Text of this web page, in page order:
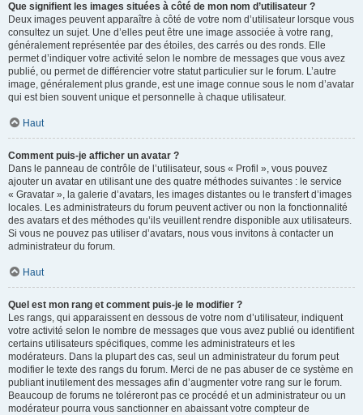
Que signifient les images situées à côté de mon nom d’utilisateur ?
Deux images peuvent apparaître à côté de votre nom d’utilisateur lorsque vous
consultez un sujet. Une d’elles peut être une image associée à votre rang,
généralement représentée par des étoiles, des carrés ou des ronds. Elle
permet d’indiquer votre activité selon le nombre de messages que vous avez
publié, ou permet de différencier votre statut particulier sur le forum. L’autre
image, généralement plus grande, est une image connue sous le nom d’avatar
qui est bien souvent unique et personnelle à chaque utilisateur.
Haut
Comment puis-je afficher un avatar ?
Dans le panneau de contrôle de l’utilisateur, sous « Profil », vous pouvez
ajouter un avatar en utilisant une des quatre méthodes suivantes : le service
« Gravatar », la galerie d’avatars, les images distantes ou le transfert d’images
locales. Les administrateurs du forum peuvent activer ou non la fonctionnalité
des avatars et des méthodes qu’ils veuillent rendre disponible aux utilisateurs.
Si vous ne pouvez pas utiliser d’avatars, nous vous invitons à contacter un
administrateur du forum.
Haut
Quel est mon rang et comment puis-je le modifier ?
Les rangs, qui apparaissent en dessous de votre nom d’utilisateur, indiquent
votre activité selon le nombre de messages que vous avez publié ou identifient
certains utilisateurs spécifiques, comme les administrateurs et les
modérateurs. Dans la plupart des cas, seul un administrateur du forum peut
modifier le texte des rangs du forum. Merci de ne pas abuser de ce système en
publiant inutilement des messages afin d’augmenter votre rang sur le forum.
Beaucoup de forums ne toléreront pas ce procédé et un administrateur ou un
modérateur pourra vous sanctionner en abaissant votre compteur de